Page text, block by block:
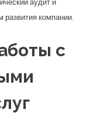
развития компании.
с